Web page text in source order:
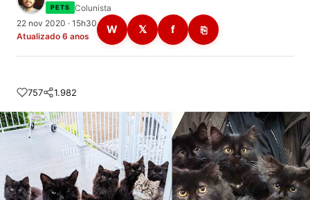
PETS
Colunista
22 nov 2020 · 15h30
Atualizado 6 anos
W 𝕏 f ⎘
757 1.982